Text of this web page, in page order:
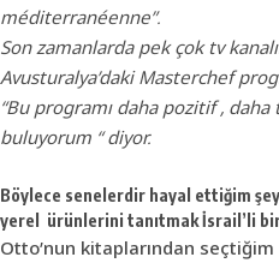
méditerranéenne”.
Son zamanlarda pek çok tv
Avusturalya’daki Masterchef
“Bu programı daha pozitif ,
buluyorum “ diyor.
Böylece senelerdir hayal ettiğim
yerel ürünlerini tanıtmak İsrail’li
Otto’nun kitaplarından